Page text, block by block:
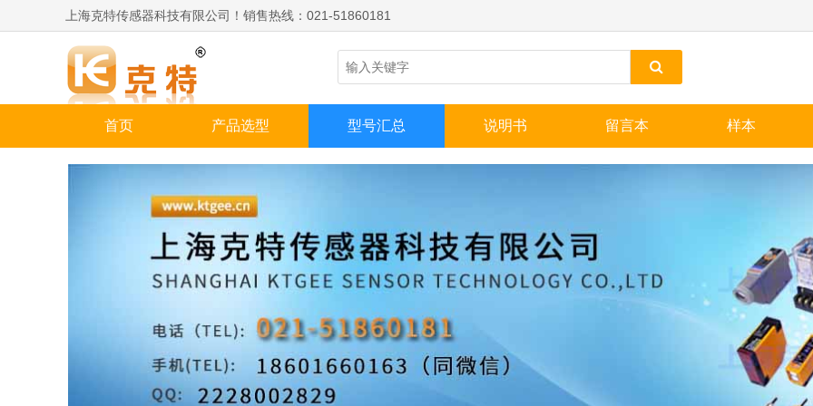
上海克特传感器科技有限公司！销售热线：021-51860181
首页 产品选型 型号汇总 说明书 留言本 样本